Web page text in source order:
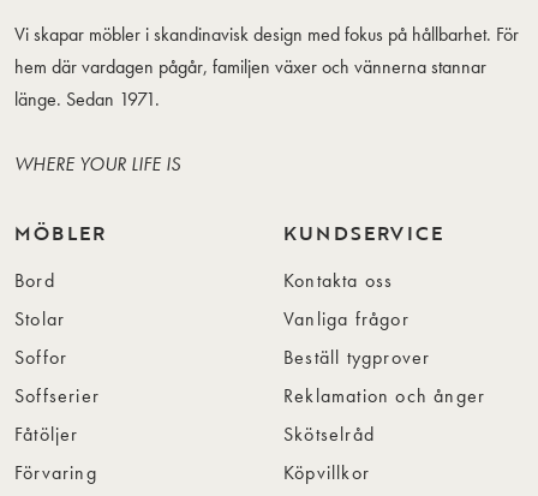
Vi skapar möbler i skandinavisk design med fokus på hållbarhet. För
hem där vardagen pågår, familjen växer och vännerna stannar
länge. Sedan 1971.
WHERE YOUR LIFE IS
MÖBLER
Bord
Stolar
Soffor
Soffserier
Fåtöljer
Förvaring
KUNDSERVICE
Kontakta oss
Vanliga frågor
Beställ tygprover
Reklamation och ånger
Skötselråd
Köpvillkor